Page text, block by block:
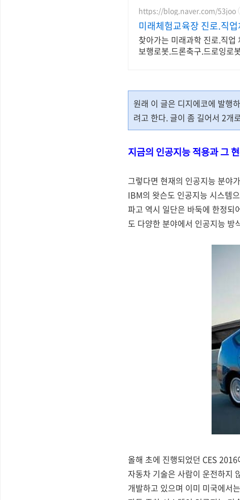
https://blog.naver.com/53joo
미래체험교육장 진로.직
찾아가는 미래과학 진로.직
보행로봇.드론축구.드로잉로
원래 이 글은 디지에코에 발행
려고 한다. 글이 좀 길어서 2개
지금의 인공지능 적용과 그
그렇다면 현재의 인공지능 분야
IBM의 왓슨도 인공지능 시스템
파고 역시 일단은 바둑에 한정되
도 다양한 분야에서 인공지능 방
올해 초에 진행되었던 CES
자동차 기술은 사람이 운전하지
개발하고 있으며 이미 미국에서